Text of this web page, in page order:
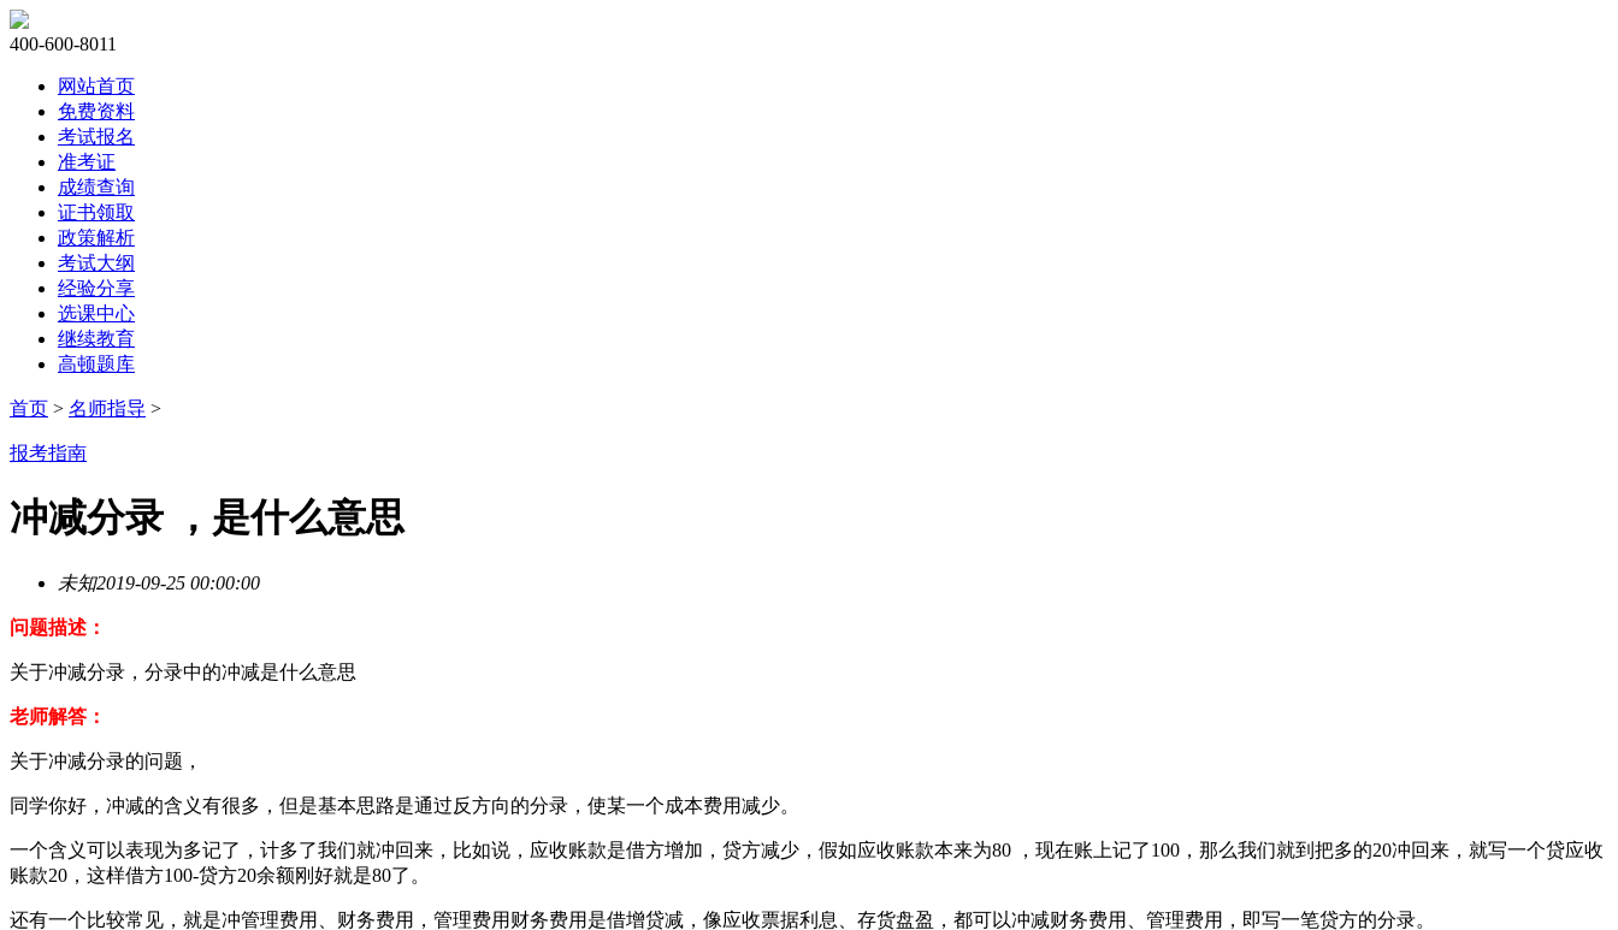
400-600-8011
网站首页
免费资料
考试报名
准考证
成绩查询
证书领取
政策解析
考试大纲
经验分享
选课中心
继续教育
高顿题库
首页 > 名师指导 >
报考指南
冲减分录 ，是什么意思
未知2019-09-25 00:00:00
问题描述：
关于冲减分录，分录中的冲减是什么意思
老师解答：
关于冲减分录的问题，
同学你好，冲减的含义有很多，但是基本思路是通过反方向的分录，使某一个成本费用减少。
一个含义可以表现为多记了，计多了我们就冲回来，比如说，应收账款是借方增加，贷方减少，假如应收账款本来为80 ，现在账上记了100，那么我们就到把多的20冲回来，就写一个贷应收
账款20，这样借方100-贷方20余额刚好就是80了。
还有一个比较常见，就是冲管理费用、财务费用，管理费用财务费用是借增贷减，像应收票据利息、存货盘盈，都可以冲减财务费用、管理费用，即写一笔贷方的分录。